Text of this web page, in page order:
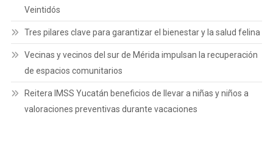
Veintidós
Tres pilares clave para garantizar el bienestar y la salud felina
Vecinas y vecinos del sur de Mérida impulsan la recuperación
de espacios comunitarios
Reitera IMSS Yucatán beneficios de llevar a niñas y niños a
valoraciones preventivas durante vacaciones